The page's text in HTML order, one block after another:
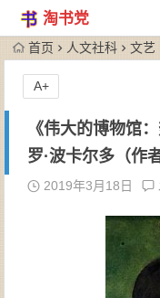
淘书党
首页 人文社科 文艺
《伟大的博物馆
罗·波卡尔多（作
2019年3月18日
A+